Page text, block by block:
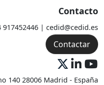
Contacto
917452446 | cedid@cedid.es
Contactar
140 28006 Madrid - España